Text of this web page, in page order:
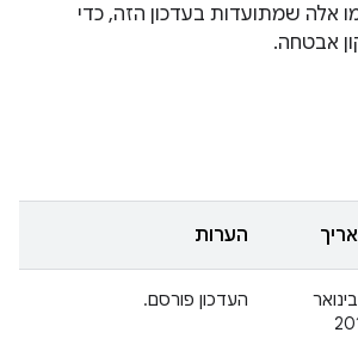
אלה שמתועדות בעדכון הזה, כדי
אבטחה.
הערות
2 בינואר
העדכון פורסם.